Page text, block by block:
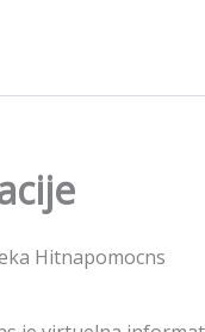
Hitnapomocns